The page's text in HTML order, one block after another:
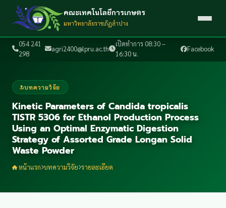
054 241
298
agri2400@lpru.ac.th
เปิดทำการ 08:30 –
16:30 น.
Facebook
คณะเทคโนโลยีการเกษตร
มหาวิทยาลัยราชภัฏลำปาง
บทความวิจัย
Kinetic Parameters of Candida tropicalis
TISTR 5306 for Ethanol Production Process
Using an Optimal Enzymatic Digestion
Strategy of Assorted Grade Longan Solid
Waste Powder
หน้าแรก บทความวิจัย รายละเอียด